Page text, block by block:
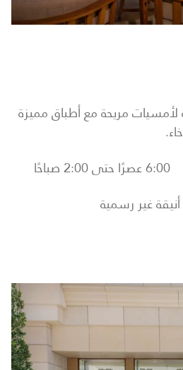
لأمسيات مريحة مع أطباق مميزة
6:00 عصرًا حتى 2:00 صباحًا
غير رسمية